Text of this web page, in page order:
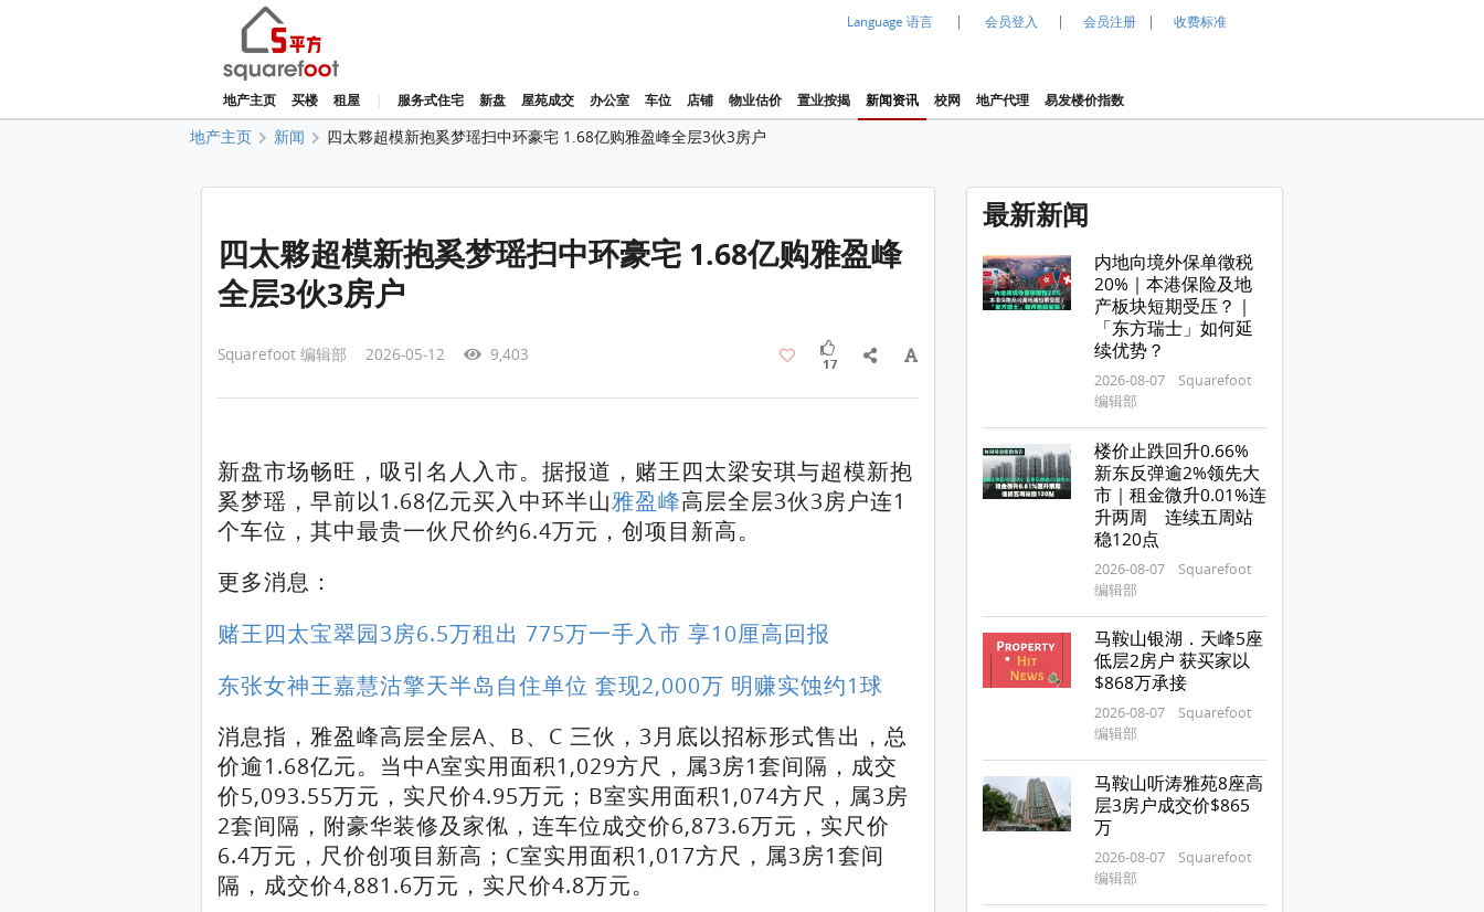
Language 语言 | 会员登入 | 会员注册 | 收费标准
地产主页 买楼 租屋 | 服务式住宅 新盘 屋苑成交 办公室 车位 店铺 物业估价 置业按揭 新闻资讯 校网 地产代理 易发楼价指数
地产主页 新闻 四太夥超模新抱奚梦瑶扫中环豪宅 1.68亿购雅盈峰全层3伙3房户
四太夥超模新抱奚梦瑶扫中环豪宅 1.68亿购雅盈峰
全层3伙3房户
Squarefoot 编辑部 2026-05-12 9,403 17
新盘市场畅旺，吸引名人入市。据报道，赌王四太梁安琪与超模新抱
奚梦瑶，早前以1.68亿元买入中环半山雅盈峰高层全层3伙3房户连1
个车位，其中最贵一伙尺价约6.4万元，创项目新高。
更多消息：
赌王四太宝翠园3房6.5万租出 775万一手入市 享10厘高回报
东张女神王嘉慧沽擎天半岛自住单位 套现2,000万 明赚实蚀约1球
消息指，雅盈峰高层全层A、B、C 三伙，3月底以招标形式售出，总
价逾1.68亿元。当中A室实用面积1,029方尺，属3房1套间隔，成交
价5,093.55万元，实尺价4.95万元；B室实用面积1,074方尺，属3房
2套间隔，附豪华装修及家俬，连车位成交价6,873.6万元，实尺价
6.4万元，尺价创项目新高；C室实用面积1,017方尺，属3房1套间
隔，成交价4,881.6万元，实尺价4.8万元。
最新新闻
内地向境外保单徵税
20%｜本港保险及地
产板块短期受压？｜
「东方瑞士」如何延
续优势？
2026-08-07 Squarefoot
编辑部
楼价止跌回升0.66%
新东反弹逾2%领先大
市｜租金微升0.01%连
升两周 连续五周站
稳120点
2026-08-07 Squarefoot
编辑部
马鞍山银湖．天峰5座
低层2房户 获买家以
$868万承接
2026-08-07 Squarefoot
编辑部
马鞍山听涛雅苑8座高
层3房户成交价$865
万
2026-08-07 Squarefoot
编辑部